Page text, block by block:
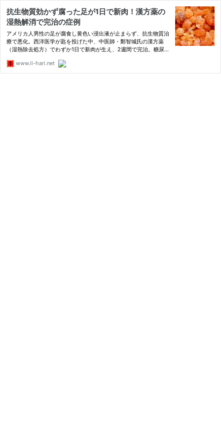
抗生物質効かず腐った足が1日で新肉！漢方薬の
湿熱解消で完治の症例
アメリカ人男性の足が腐食し黄色い浸出液が止まらず、抗生物質治
療で悪化。西洋医学が匙を投げた中、中医師・鄭智城氏の漢方薬
（湿熱除去処方）でわずか1日で新肉が生え、2週間で完治。糖尿病
覧注意。
www.li-hari.net